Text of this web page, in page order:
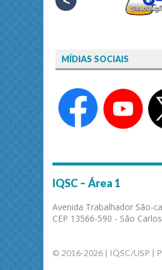
MÍDIAS SOCIAIS
IQSC – Área 1
Avenida Trabalhador São-
CEP 13566-590 - São
© 2016-2026 | IQSC/USP |